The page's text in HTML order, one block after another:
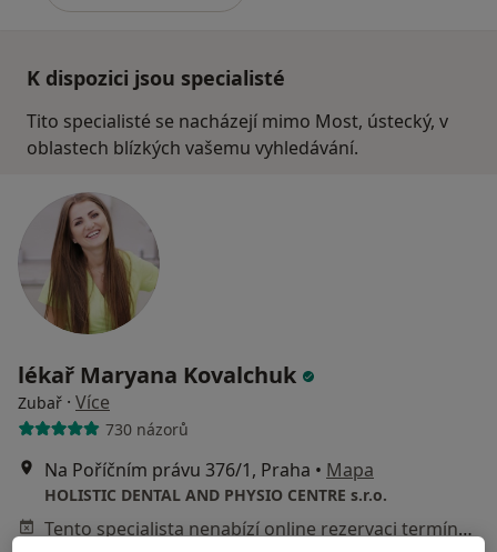
K dispozici jsou specialisté
Tito specialisté se nacházejí mimo Most, ústecký, v
oblastech blízkých vašemu vyhledávání.
lékař Maryana Kovalchuk
Zubař · Více
730 názorů
Na Poříčním právu 376/1, Praha • Mapa
HOLISTIC DENTAL AND PHYSIO CENTRE s.r.o.
Tento specialista nenabízí online rezervaci termínu na této adrese.